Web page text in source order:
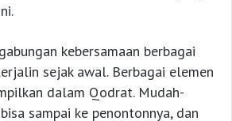
kebersamaan berbagai
sejak awal. Berbagai elemen
dalam Qodrat. Mudah-
sampai ke penontonnya, dan